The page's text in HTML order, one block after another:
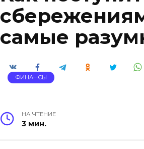
самые
ФИНАНСЫ
НА ЧТЕНИЕ
3 мин.